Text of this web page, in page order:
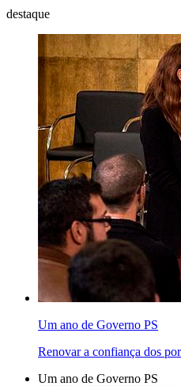
destaque
Um ano de Governo PS
Renovar a confiança dos
Um ano de Governo PS